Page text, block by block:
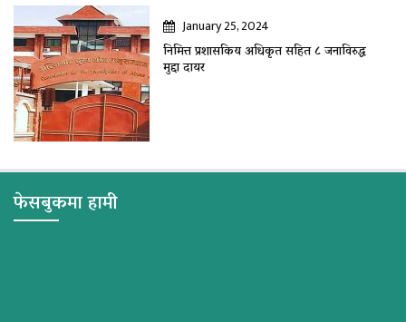
January 25, 2024
निमित्त प्रशासकिय अधिकृत सहित ८ जनाविरुद्ध
मुद्दा दायर
फेसबुकमा हामी